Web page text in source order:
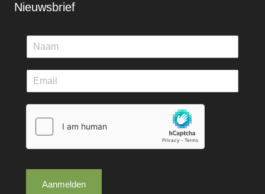
Nieuwsbrief
Aanmelden